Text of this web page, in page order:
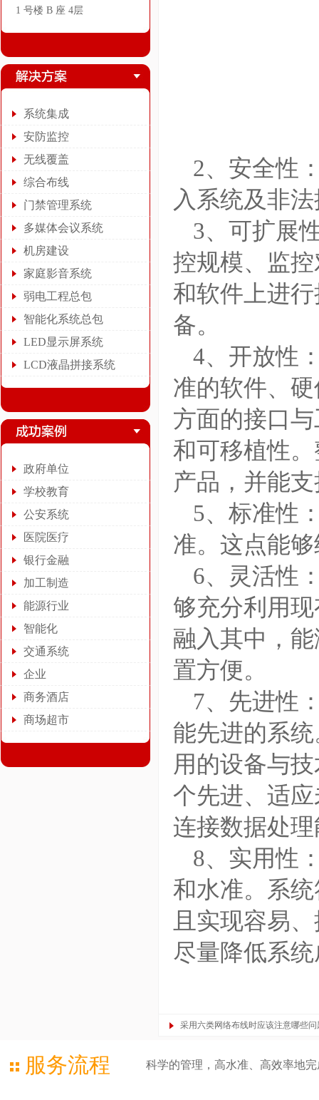
1 号楼 B 座 4层
系统集成
安防监控
无线覆盖
综合布线
门禁管理系统
多媒体会议系统
机房建设
家庭影音系统
弱电工程总包
智能化系统总包
LED显示屏系统
LCD液晶拼接系统
政府单位
学校教育
公安系统
医院医疗
银行金融
加工制造
能源行业
智能化
交通系统
企业
商务酒店
商场超市
2、安全性
入系统及非
3、可扩展
控规模、监
和软件上进
备。
4、开放性
准的软件、
方面的接口
和可移植性
产品，并能
5、标准性
准。这点能
6、灵活性
够充分利用
融入其中，
置方便。
7、先进性
能先进的系
用的设备与
个先进、适
连接数据处
8、实用性
和水准。系
且实现容易
尽量降低系
采用六类网络布线时应该注意哪些
服务流程 科学的管理，高水准、高效率地